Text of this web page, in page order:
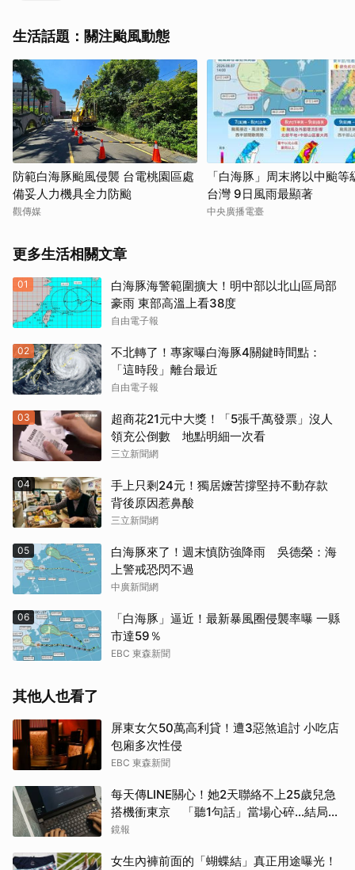
生活話題：關注颱風動態
防範白海豚颱風侵襲 台電桃園區處
備妥人力機具全力防颱
觀傳媒
「白海豚」周末將以中颱等
台灣 9日風雨最顯著
中央廣播電臺
更多生活相關文章
01
白海豚海警範圍擴大！明中部以北山區局部
豪雨 東部高溫上看38度
自由電子報
02
不北轉了！專家曝白海豚4關鍵時間點：
「這時段」離台最近
自由電子報
03
超商花21元中大獎！「5張千萬發票」沒人
領充公倒數 地點明細一次看
三立新聞網
04
手上只剩24元！獨居嬤苦撐堅持不動存款
背後原因惹鼻酸
三立新聞網
05
白海豚來了！週末慎防強降雨 吳德榮：海
上警戒恐閃不過
中廣新聞網
06
「白海豚」逼近！最新暴風圈侵襲率曝 一縣
市達59％
EBC 東森新聞
其他人也看了
屏東女欠50萬高利貸！遭3惡煞追討 小吃店
包廂多次性侵
EBC 東森新聞
每天傳LINE關心！她2天聯絡不上25歲兒急
搭機衝東京 「聽1句話」當場心碎...結局看
哭網
鏡報
女生內褲前面的「蝴蝶結」真正用途曝光！
取消